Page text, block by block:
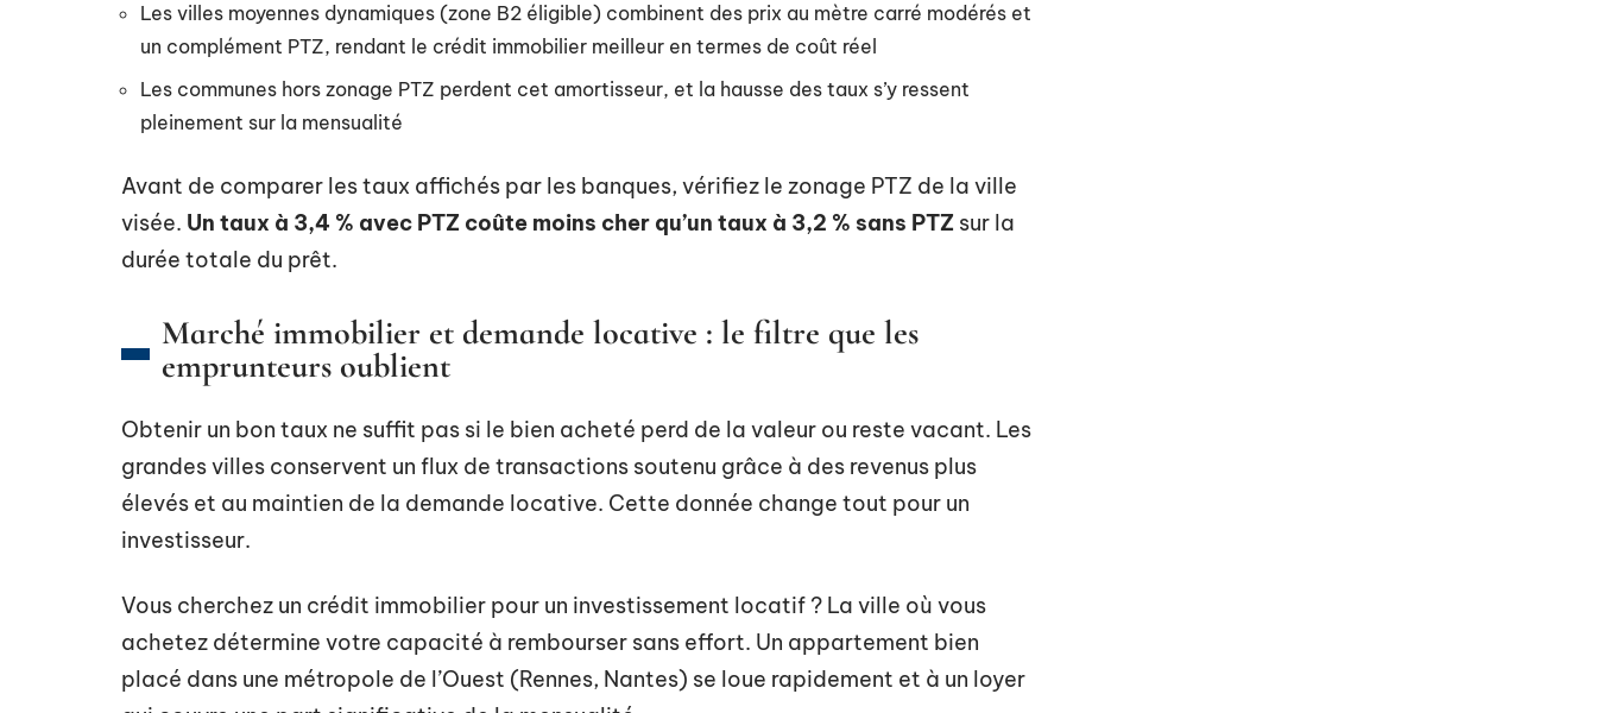
Les villes moyennes dynamiques (zone B2 éligible) combinent des prix au mètre carré modérés et
un complément PTZ, rendant le crédit immobilier meilleur en termes de coût réel
Les communes hors zonage PTZ perdent cet amortisseur, et la hausse des taux s’y ressent
pleinement sur la mensualité
Avant de comparer les taux affichés par les banques, vérifiez le zonage PTZ de la ville
visée. Un taux à 3,4 % avec PTZ coûte moins cher qu’un taux à 3,2 % sans PTZ sur la
durée totale du prêt.
Marché immobilier et demande locative : le filtre que les
emprunteurs oublient
Obtenir un bon taux ne suffit pas si le bien acheté perd de la valeur ou reste vacant. Les
grandes villes conservent un flux de transactions soutenu grâce à des revenus plus
élevés et au maintien de la demande locative. Cette donnée change tout pour un
investisseur.
Vous cherchez un crédit immobilier pour un investissement locatif ? La ville où vous
achetez détermine votre capacité à rembourser sans effort. Un appartement bien
placé dans une métropole de l’Ouest (Rennes, Nantes) se loue rapidement et à un loyer